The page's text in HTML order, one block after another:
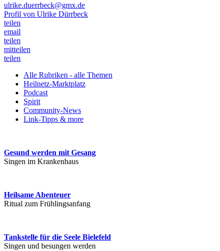
ulrike.duerrbeck@gmx.de
Profil von Ulrike Dürrbeck
teilen
email
teilen
mitteilen
teilen
Alle Rubriken - alle Themen
Heilnetz-Marktplatz
Podcast
Spirit
Community-News
Link-Tipps & more
Gesund werden mit Gesang
Singen im Krankenhaus
Heilsame Abenteuer
Ritual zum Frühlingsanfang
Tankstelle für die Seele Bielefeld
Singen und besungen werden